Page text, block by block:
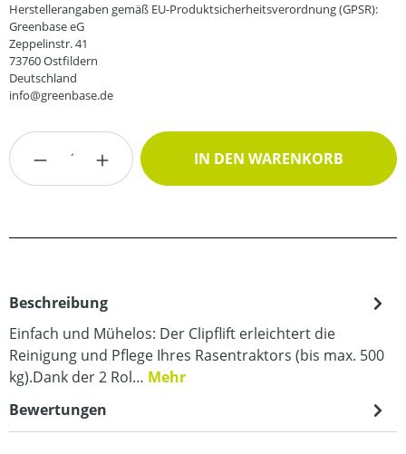
Herstellerangaben gemäß EU-Produktsicherheitsverordnung (GPSR):
Greenbase eG
Zeppelinstr. 41
73760 Ostfildern
Deutschland
info@greenbase.de
Produkt Anzahl: Gib den gewünschten
IN DEN WARENKORB
Beschreibung
Einfach und Mühelos: Der Clipflift erleichtert die
Reinigung und Pflege Ihres Rasentraktors (bis max. 500
kg).Dank der 2 Rol… Mehr
Bewertungen